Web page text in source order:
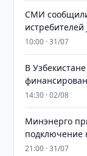
СМИ
истребителей
10:00 · 31/07
В
14:30 · 02/08
Минэнерго
подключение
21:00 · 31/07